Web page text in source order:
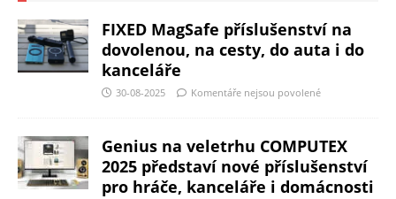
FIXED MagSafe příslušenství na
dovolenou, na cesty, do auta i do
kanceláře
30-08-2025 Komentáře nejsou povolené
Genius na veletrhu COMPUTEX
2025 představí nové příslušenství
pro hráče, kanceláře i domácnosti